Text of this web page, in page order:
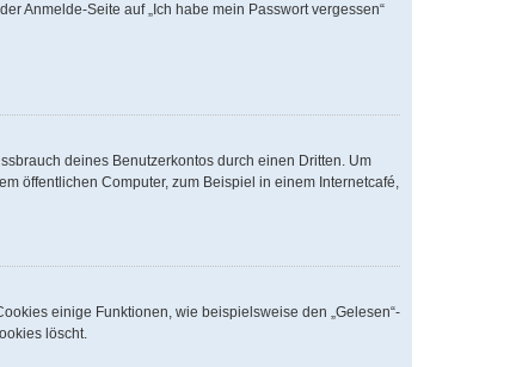
Anmelde-Seite auf „Ich habe mein Passwort vergessen“
deines Benutzerkontos durch einen Dritten. Um
öffentlichen Computer, zum Beispiel in einem Internetcafé,
einige Funktionen, wie beispielsweise den „Gelesen“-
löscht.